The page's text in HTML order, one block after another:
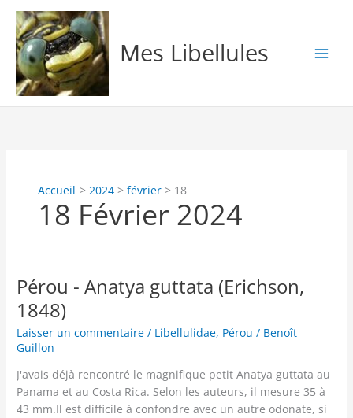
Aller
contenu
Mes Libellules
Accueil 2024 février 18
18 Février 2024
Pérou - Anatya guttata (Erichson,
1848)
Laisser un commentaire / Libellulidae, Pérou / Benoît
Guillon
J'avais déjà rencontré le magnifique petit Anatya guttata au
Panama et au Costa Rica. Selon les auteurs, il mesure 35 à
43 mm.Il est difficile à confondre avec un autre odonate, si